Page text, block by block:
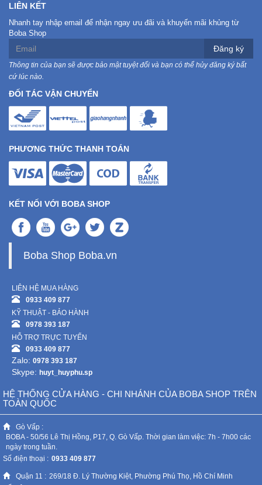
LIÊN KẾT
Nhanh tay nhập email để nhận ngay ưu đãi và khuyến mãi khủng từ
Boba Shop
Đăng ký
Thông tin của bạn sẽ được bảo mật tuyệt đối và bạn có thể hủy đăng ký bất
cứ lúc nào.
ĐỐI TÁC VẬN CHUYỂN
PHƯƠNG THỨC THANH TOÁN
KẾT NỐI VỚI BOBA SHOP
Boba Shop Boba.vn
LIÊN HỆ MUA HÀNG
0933 409 877
KỸ THUẬT - BẢO HÀNH
0978 393 187
HỖ TRỢ TRỰC TUYẾN
0933 409 877
Zalo: 0978 393 187
Skype: huyt_huyphu.sp
HỆ THỐNG CỬA HÀNG - CHI NHÁNH CỦA BOBA SHOP TRÊN
TOÀN QUỐC
Gò Vấp :
BOBA - 50/56 Lê Thị Hồng, P17, Q. Gò Vấp. Thời gian làm việc: 7h - 7h00 các
ngày trong tuần.
Số điện thoại : 0933 409 877
Quận 11 : 269/18 Đ. Lý Thường Kiệt, Phường Phú Thọ, Hồ Chí Minh